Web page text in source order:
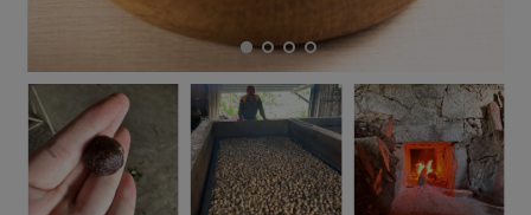
調味醬料/南北貨
休閒零嘴 沖泡飲品
保健食品
居家好物
漬物
涼拌沙拉
飲品
議題活動
主婦聯盟X樂齡網特約優惠案
30%rPET紅烏龍茶
支持本土農糧
廢核運動 能源議題
減添加物 減塑減廢
公益金 食農教育
更多議題
社員權益
合作社法規